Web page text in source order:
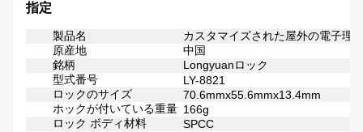
指定
製品名
カスタマイズされた屋外の電子理
原産地
中国
銘柄
Longyuanロック
型式番号
LY-8821
ロックのサイズ
70.6mmx55.6mmx13.4mm
ホックが付いている重量 166g
ロック ボディ材料
SPCC